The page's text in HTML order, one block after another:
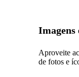
Imagens
Aproveite
de fotos e